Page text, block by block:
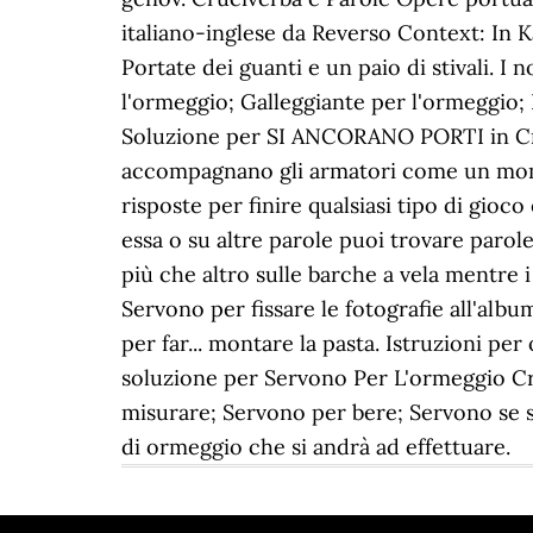
italiano-inglese da Reverso Context: In
Portate dei guanti e un paio di stivali. I
l'ormeggio; Galleggiante per l'ormeggio;
Soluzione per SI ANCORANO PORTI
accompagnano gli armatori come un
risposte per finire qualsiasi tipo di
essa o su altre parole puoi trovare
più che altro sulle barche a vela mentre
Servono per fissare le fotografie
per far... montare la pasta. Istruzioni per
soluzione per Servono Per L'ormeggio
misurare; Servono per bere; Servono se
di ormeggio che si andrà ad effettuare.